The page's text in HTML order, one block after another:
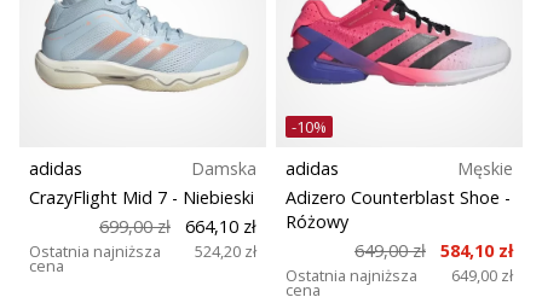
adidas
Damska
CrazyFlight Mid 7 - Niebieski
699,00 zł
664,10 zł
Ostatnia najniższa
cena
524,20 zł
-10%
adidas
Męskie
Adizero Counterblast Shoe -
Różowy
649,00 zł
584,10 zł
Ostatnia najniższa
cena
649,00 zł